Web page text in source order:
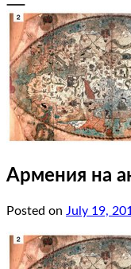
Армения на
Posted on July 19,